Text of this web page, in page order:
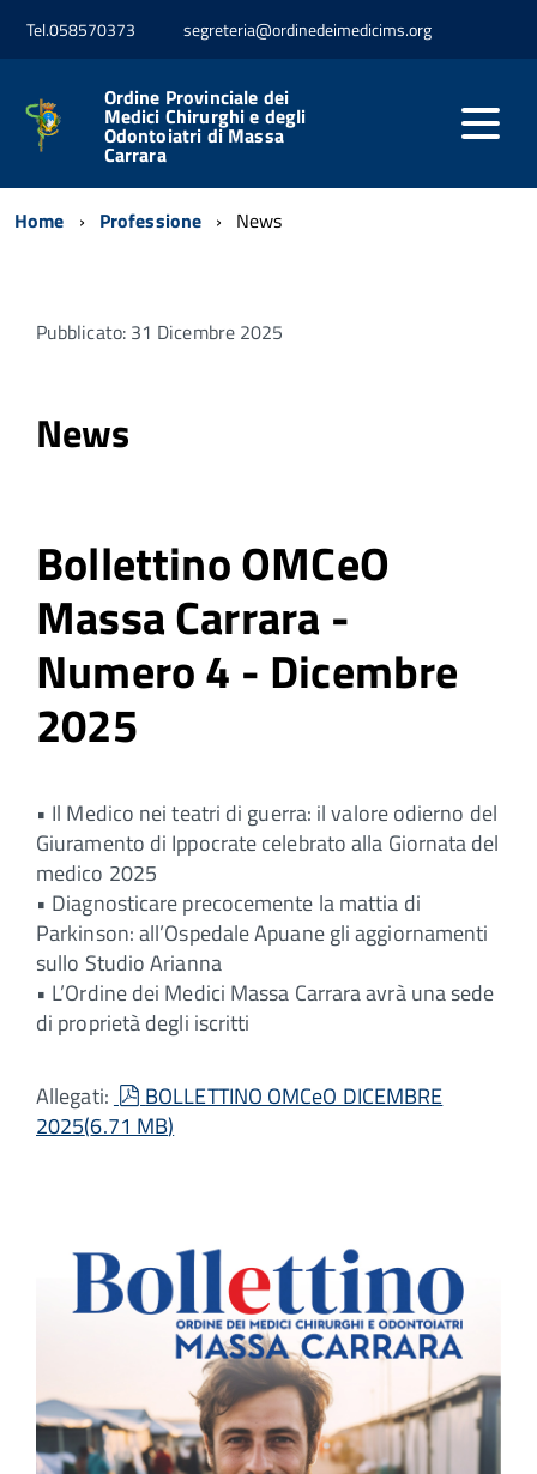
Tel.058570373 segreteria@ordinedeimedicims.org
Ordine Provinciale dei
Medici Chirurghi e degli
Odontoiatri di Massa
Carrara
Home Professione News
Pubblicato: 31 Dicembre 2025
News
Bollettino OMCeO
Massa Carrara -
Numero 4 - Dicembre
2025
• Il Medico nei teatri di guerra: il valore odierno del
Giuramento di Ippocrate celebrato alla Giornata del
medico 2025
• Diagnosticare precocemente la mattia di
Parkinson: all’Ospedale Apuane gli aggiornamenti
sullo Studio Arianna
• L’Ordine dei Medici Massa Carrara avrà una sede
di proprietà degli iscritti
Allegati: pdf
BOLLETTINO OMCeO DICEMBRE
2025(6.71 MB)